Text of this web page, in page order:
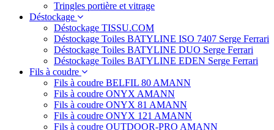
Tringles portière et vitrage
Déstockage
Déstockage TISSU.COM
Déstockage Toiles BATYLINE ISO 7407 Serge Ferrari
Déstockage Toiles BATYLINE DUO Serge Ferrari
Déstockage Toiles BATYLINE EDEN Serge Ferrari
Fils à coudre
Fils à coudre BELFIL 80 AMANN
Fils à coudre ONYX AMANN
Fils à coudre ONYX 81 AMANN
Fils à coudre ONYX 121 AMANN
Fils à coudre OUTDOOR-PRO AMANN